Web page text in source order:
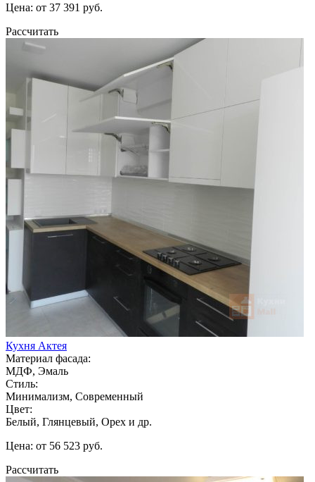
Цена: от 37 391 руб.
Рассчитать
Кухня Актея
Материал фасада:
МДФ, Эмаль
Стиль:
Минимализм, Современный
Цвет:
Белый, Глянцевый, Орех и др.
Цена: от 56 523 руб.
Рассчитать